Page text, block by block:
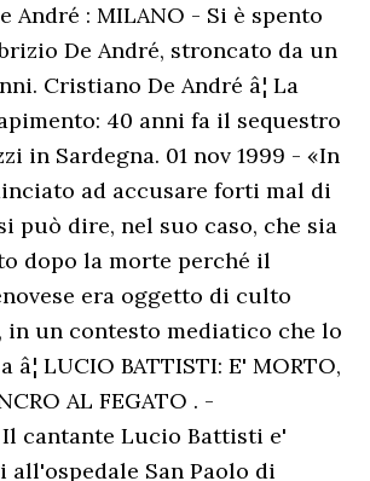
André : MILANO - Si è spento
De André, stroncato da un
Cristiano De André â¦ La
40 anni fa il sequestro
in Sardegna. 01 nov 1999 - «In
ad accusare forti mal di
può dire, nel suo caso, che sia
dopo la morte perché il
era oggetto di culto
in un contesto mediatico che lo
â¦ LUCIO BATTISTI: E' MORTO,
AL FEGATO . -
cantante Lucio Battisti e'
all'ospedale San Paolo di